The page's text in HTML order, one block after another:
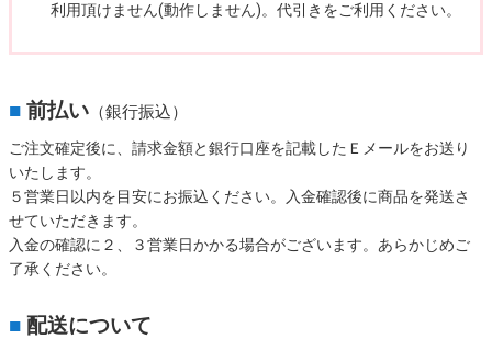
利用頂けません(動作しません)。代引きをご利用ください。
■ 前払い （銀行振込）
ご注文確定後に、請求金額と銀行口座を記載したＥメールをお送り
いたします。
５営業日以内を目安にお振込ください。入金確認後に商品を発送さ
せていただきます。
入金の確認に２、３営業日かかる場合がございます。あらかじめご
了承ください。
■ 配送について